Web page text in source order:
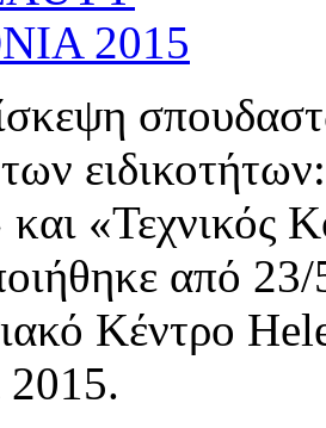
«Τεχνικός
από
Κέντρο
2015.